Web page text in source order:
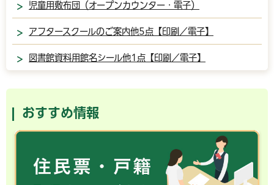
児童用敷布団（オープンカウンター・電子）
アフタースクールのご案内他5点【印刷／電子】
図書館資料用館名シール他1点【印刷／電子】
おすすめ情報